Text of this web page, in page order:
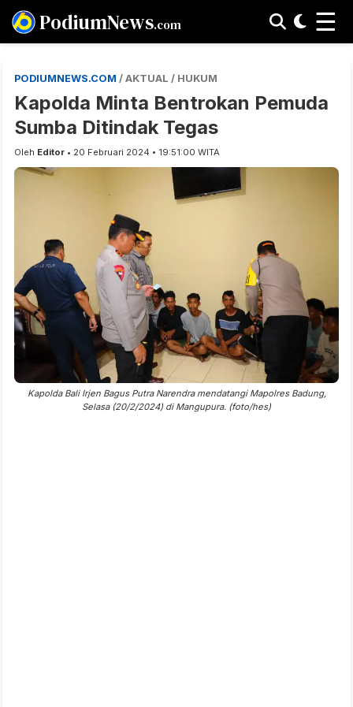
PodiumNews.com ☰
PODIUMNEWS.COM / AKTUAL / HUKUM
Kapolda Minta Bentrokan Pemuda
Sumba Ditindak Tegas
Oleh Editor • 20 Februari 2024 • 19:51:00 WITA
Kapolda Bali Irjen Bagus Putra Narendra mendatangi Mapolres Badung,
Selasa (20/2/2024) di Mangupura. (foto/hes)